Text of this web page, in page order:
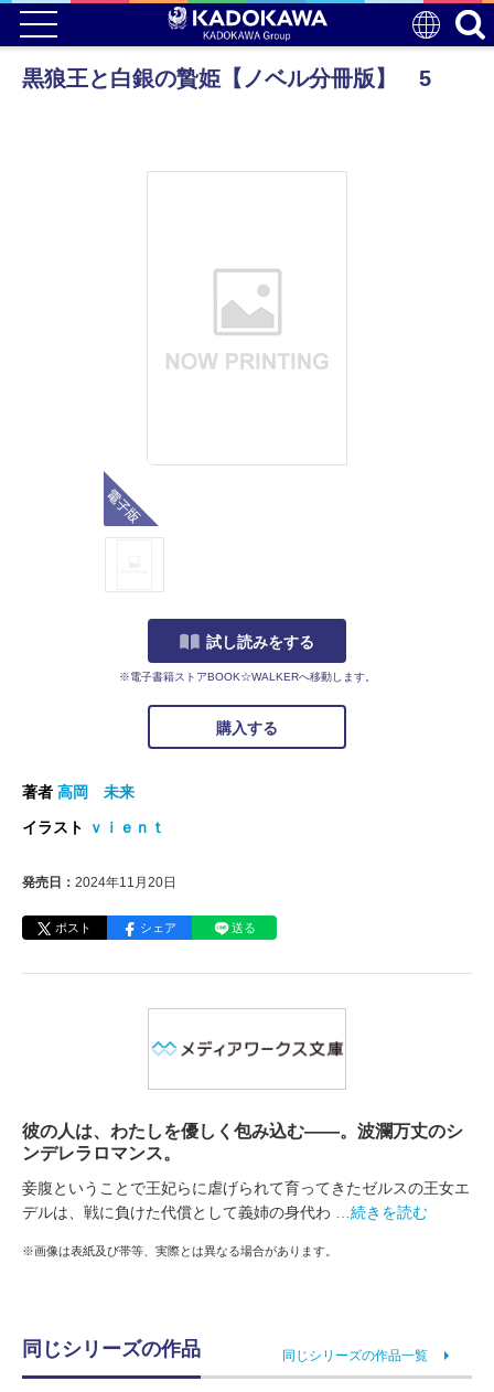
黒狼王と白銀の贄姫【ノベル分冊版】 5
試し読みをする
※電子書籍ストアBOOK☆WALKERへ移動します。
購入する
著者 高岡 未来
イラスト
ｖｉｅｎｔ
発売日： 2024年11月20日
ポスト シェア 送る
彼の人は、わたしを優しく包み込む――。波瀾万丈のシ
ンデレラロマンス。
妾腹ということで王妃らに虐げられて育ってきたゼルスの王女エ
デルは、戦に負けた代償として義姉の身代わ
…続きを読む
※画像は表紙及び帯等、実際とは異なる場合があります。
同じシリーズの作品 同じシリーズの作品一覧